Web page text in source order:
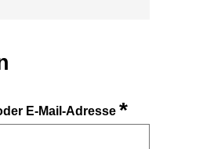
E-Mail-Adresse*